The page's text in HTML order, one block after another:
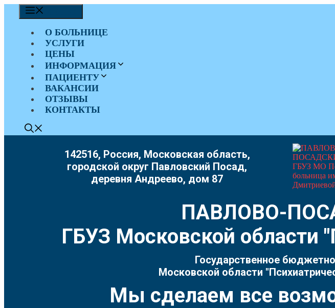
Перейти
О БОЛЬНИЦЕ
УСЛУГИ
ЦЕНЫ
ИНФОРМАЦИЯ
ПАЦИЕНТУ
ВАКАНСИИ
ОТЗЫВЫ
КОНТАКТЫ
142516, Россия, Московская область,
городской округ Павловский Посад,
деревня Андреево, дом 87
ПАВЛОВО-
ГБУЗ Московской
Государственное
Московской области
Мы сделаем все